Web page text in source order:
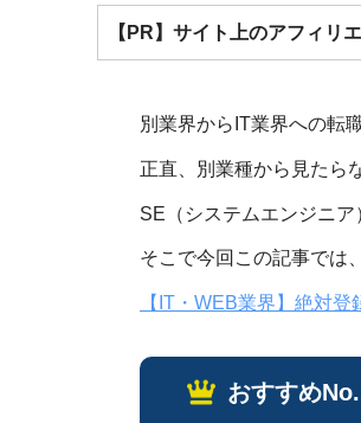
【PR】サイト上のアフィリ
別業界からIT業界への転
正直、別業種から見たら
SE（システムエンジニア
そこで今回この記事では
【IT・WEB業界】絶対
おすすめ